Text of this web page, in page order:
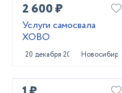
2 600 ₽
Услуги самосвала
ХОВО
20 декабря 2023 Новосибирск